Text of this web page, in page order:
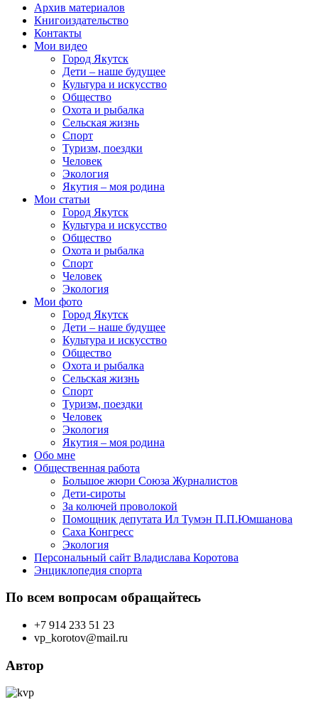
Архив материалов
Книгоиздательство
Контакты
Мои видео
Город Якутск
Дети – наше будущее
Культура и искусство
Общество
Охота и рыбалка
Сельская жизнь
Спорт
Туризм, поездки
Человек
Экология
Якутия – моя родина
Мои статьи
Город Якутск
Культура и искусство
Общество
Охота и рыбалка
Спорт
Человек
Экология
Мои фото
Город Якутск
Дети – наше будущее
Культура и искусство
Общество
Охота и рыбалка
Сельская жизнь
Спорт
Туризм, поездки
Человек
Экология
Якутия – моя родина
Обо мне
Общественная работа
Большое жюри Союза Журналистов
Дети-сироты
За колючей проволокой
Помощник депутата Ил Тумэн П.П.Юмшанова
Саха Конгресс
Экология
Персональный сайт Владислава Коротова
Энциклопедия спорта
По всем вопросам обращайтесь
+7 914 233 51 23
vp_korotov@mail.ru
Автор